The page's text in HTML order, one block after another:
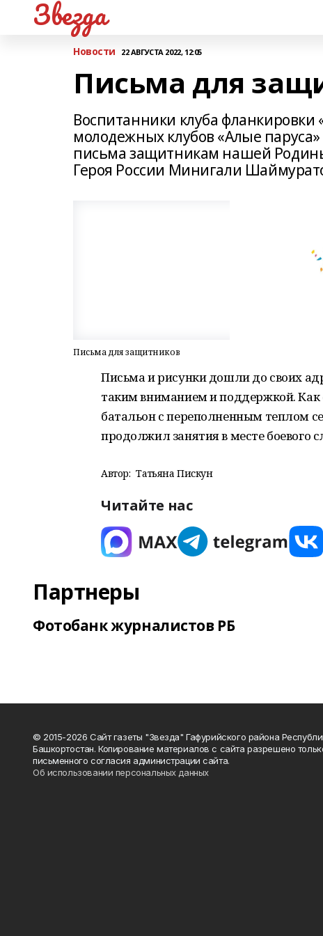
Звезда
Новости 22 АВГУСТА 2022, 12:05
Письма для
Воспитанники клуба фланкировки
молодежных клубов «Алые
письма защитникам нашей
Героя России Минигали
Письма для защитников
Письма и рисунки дошли до своих
таким вниманием и поддержкой.
батальон с переполненным теплом
продолжил занятия в месте боевого
Автор: Татьяна Пискун
Читайте нас
Партнеры
Фотобанк журналистов РБ
© 2015-2026 Сайт газеты "Звезда" Гафурийского района
Башкортостан. Копирование материалов с сайта разрешено
письменного согласия администрации сайта.
Об использовании персональных данных